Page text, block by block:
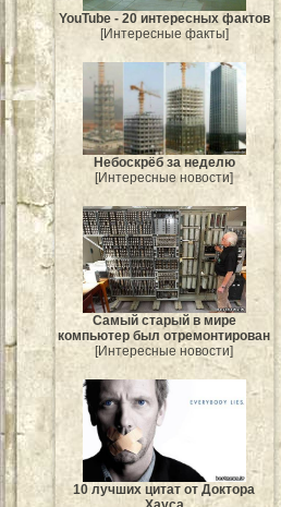
YouTube - 20 интересных фактов
[Интересные факты]
Небоскрёб за неделю
[Интересные новости]
Самый старый в мире
компьютер был отремонтирован
[Интересные новости]
10 лучших цитат от Доктора